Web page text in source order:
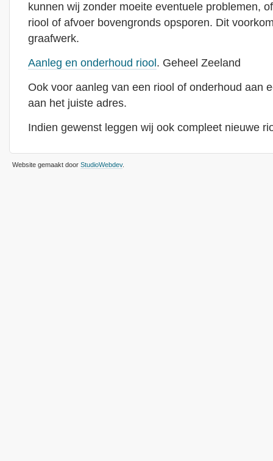
kunnen wij zonder moeite eventuele problemen,
riool of afvoer bovengronds opsporen. Dit
graafwerk.
Aanleg en onderhoud riool . Geheel Zeeland
Ook voor aanleg van een riool of onderhoud aan
aan het juiste adres.
Indien gewenst leggen wij ook compleet nieuwe
Website gemaakt door StudioWebdev.